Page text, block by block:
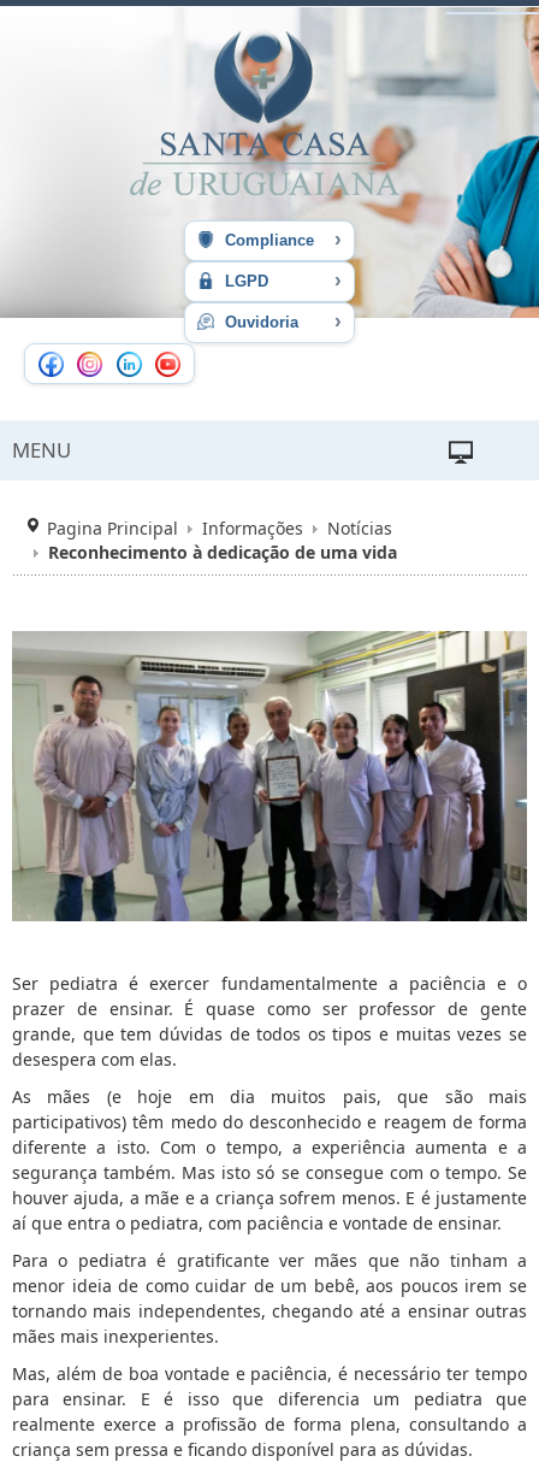
Compliance ›
LGPD ›
Ouvidoria ›
MENU
Pagina Principal Informações
Notícias
Reconhecimento à dedicação de uma vida
Ser pediatra é exercer fundamentalmente a paciência e o
prazer de ensinar. É quase como ser professor de gente
grande, que tem dúvidas de todos os tipos e muitas vezes se
desespera com elas.
As mães (e hoje em dia muitos pais, que são mais
participativos) têm medo do desconhecido e reagem de forma
diferente a isto. Com o tempo, a experiência aumenta e a
segurança também. Mas isto só se consegue com o tempo. Se
houver ajuda, a mãe e a criança sofrem menos. E é justamente
aí que entra o pediatra, com paciência e vontade de ensinar.
Para o pediatra é gratificante ver mães que não tinham a
menor ideia de como cuidar de um bebê, aos poucos irem se
tornando mais independentes, chegando até a ensinar outras
mães mais inexperientes.
Mas, além de boa vontade e paciência, é necessário ter tempo
para ensinar. E é isso que diferencia um pediatra que
realmente exerce a profissão de forma plena, consultando a
criança sem pressa e ficando disponível para as dúvidas.